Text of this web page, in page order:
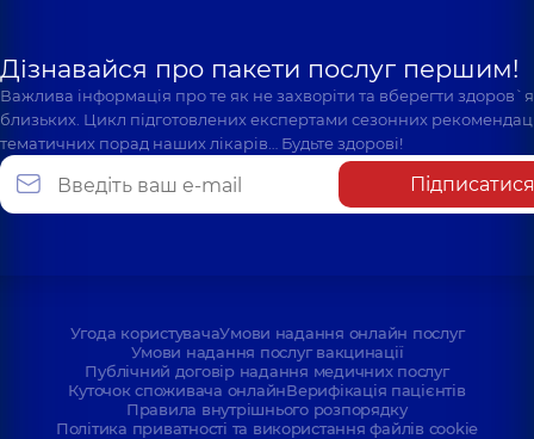
Дізнавайся про пакети послуг першим!
Важлива інформація про те як не захворіти та вберегти
близьких. Цикл підготовлених експертами сезонних
тематичних порад наших лікарів… Будьте здорові!
Підписатися
Угода користувачаУмови надання онлайн послуг
Умови надання послуг вакцинації
Публічний договір надання медичних послуг
Куточок споживача онлайнВерифікація пацієнтів
Правила внутрішнього розпорядку
Політика приватності та використання файлів cookie